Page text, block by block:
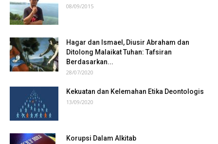
08/09/2015
Hagar dan Ismael, Diusir Abraham dan
Ditolong Malaikat Tuhan: Tafsiran
Berdasarkan...
28/07/2020
Kekuatan dan Kelemahan Etika Deontologis
13/09/2020
Korupsi Dalam Alkitab